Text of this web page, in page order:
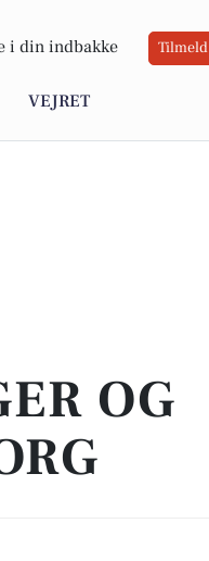
i din indbakke Tilmeld
VEJRET
OG